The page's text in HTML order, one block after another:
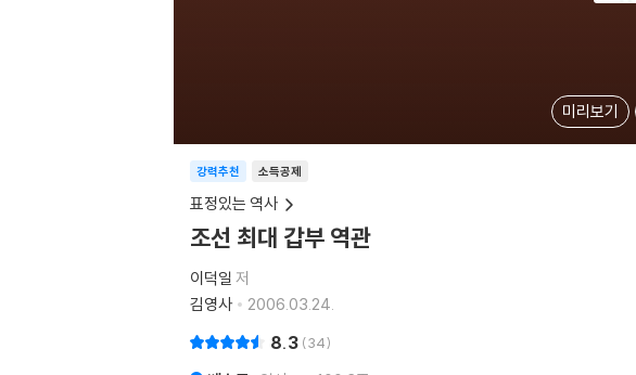
미리보기
소득공제
강력추천
표정있는 역사
조선 최대 갑부 역관
이덕일 저
김영사
2006.03.24.
8.3 34